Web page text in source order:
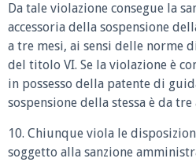
Da tale violazione consegue la
accessoria della sospensione
a tre mesi, ai sensi delle norme
del titolo VI. Se la violazione è
in possesso della patente di
sospensione della stessa è da tre
10. Chiunque viola le
soggetto alla sanzione